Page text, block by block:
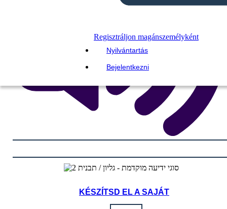
Regisztráljon magánszemélyként
Nyilvántartás
Bejelentkezni
KÉSZÍTSD EL A SAJÁT